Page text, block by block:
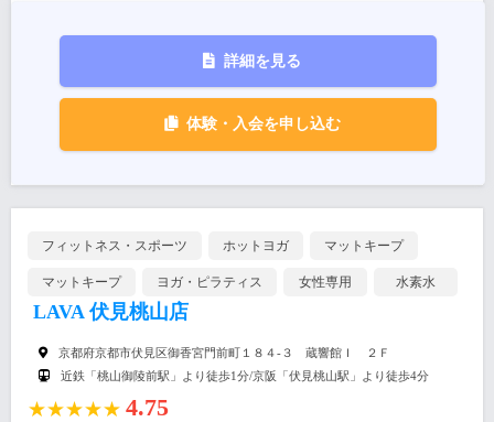
詳細を見る
体験・入会を申し込む
フィットネス・スポーツ ホットヨガ マットキープ
マットキープ ヨガ・ピラティス 女性専用 水素水
LAVA 伏見桃山店
京都府京都市伏見区御香宮門前町１８４-３ 蔵響館Ｉ ２Ｆ
近鉄「桃山御陵前駅」より徒歩1分/京阪「伏見桃山駅」より徒歩4分
★★★★★ 4.75